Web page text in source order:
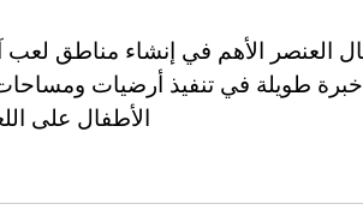
العنصر الأهم في إنشاء مناطق لعب
طويلة في تنفيذ أرضيات
الأطفال على